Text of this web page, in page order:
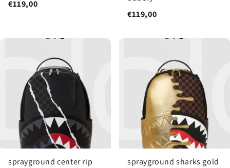
€119,00
€119,00
sprayground center rip
sprayground sharks gold